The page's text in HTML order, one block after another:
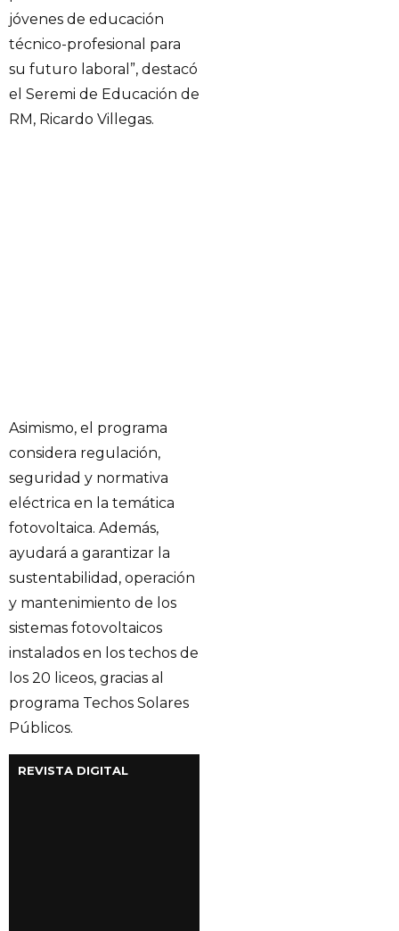
jóvenes de educación
técnico-profesional para
su futuro laboral”, destacó
el Seremi de Educación de
RM, Ricardo Villegas.
Asimismo, el programa
considera regulación,
seguridad y normativa
eléctrica en la temática
fotovoltaica. Además,
ayudará a garantizar la
sustentabilidad, operación
y mantenimiento de los
sistemas fotovoltaicos
instalados en los techos de
los 20 liceos, gracias al
programa Techos Solares
Públicos.
REVISTA DIGITAL